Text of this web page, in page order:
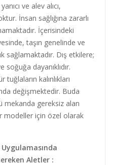
ve alev alıcı,
İnsan sağlığına zararlı
İçerisindeki
taşın genelinde ve
sağlamaktadır. Dış etkilere;
dayanıklıdır.
kalınlıkları
değişmektedir. Buda
mekanda gereksiz alan
modeller için özel olarak
Aletler :